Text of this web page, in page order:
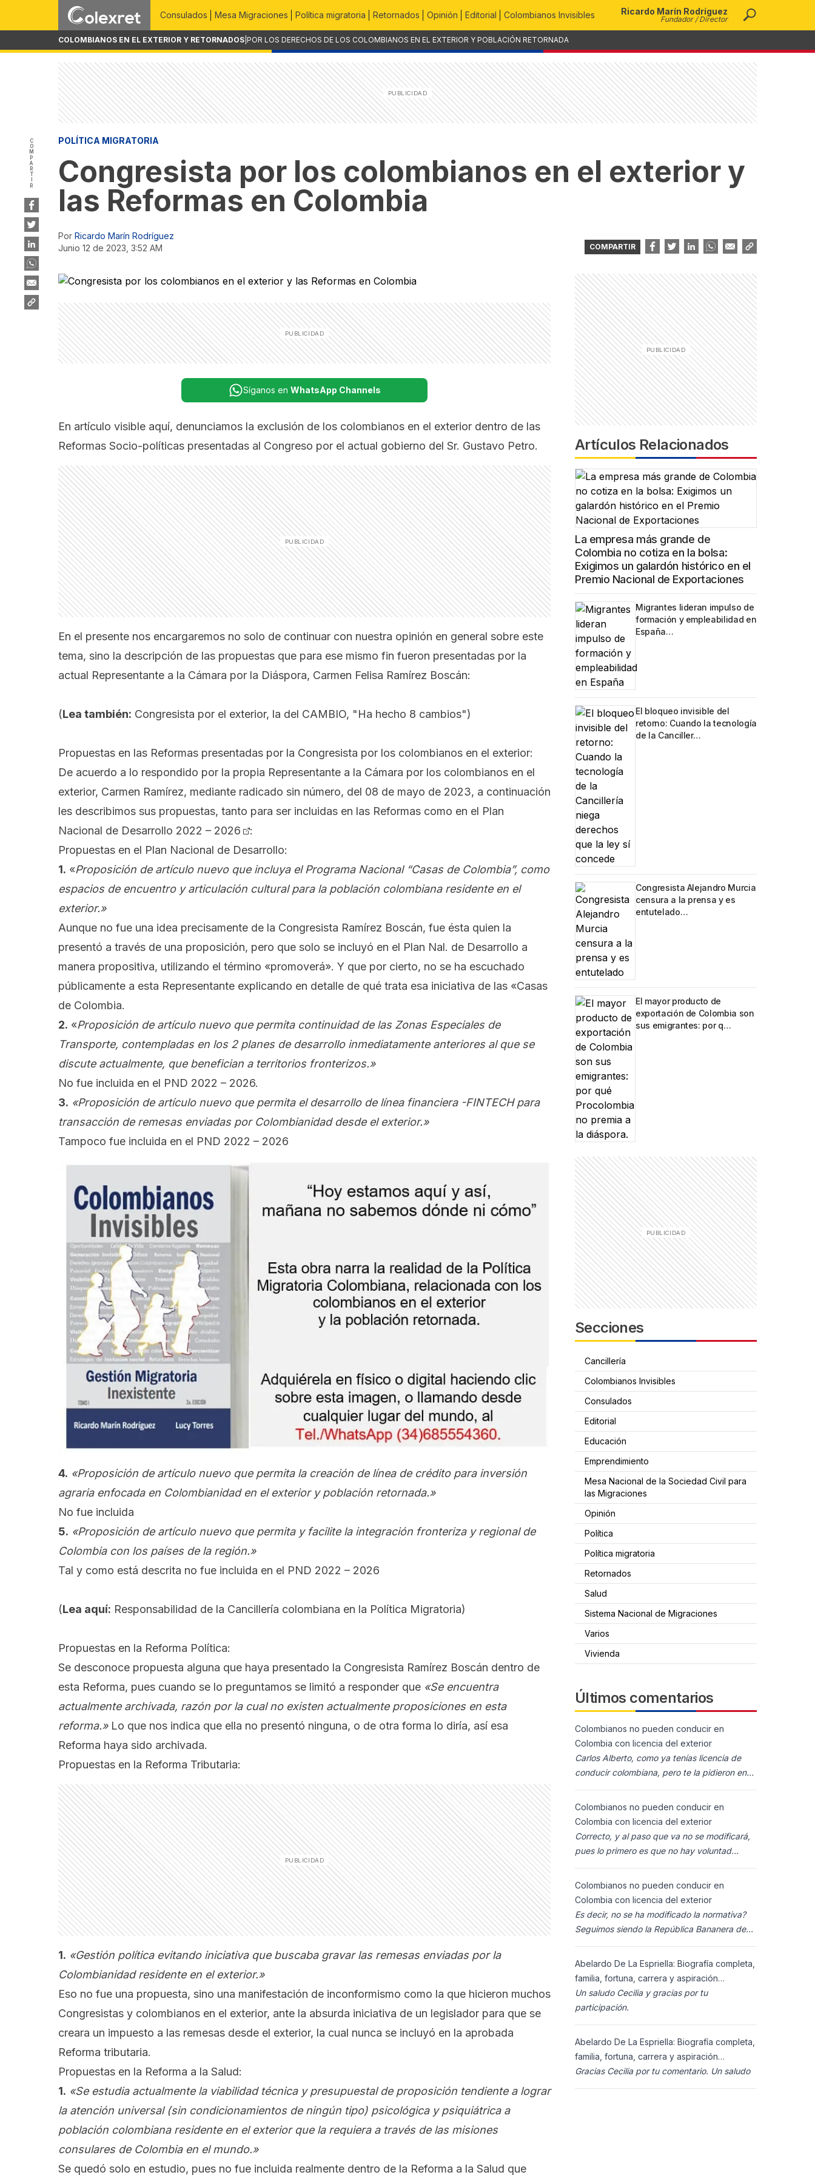
Consulados Mesa Migraciones Política migratoria Retornados Opinión Editorial Colombianos Invisibles Ricardo Marín Rodríguez
Fundador / Director
COLOMBIANOS EN EL EXTERIOR Y RETORNADOS POR LOS DERECHOS DE LOS COLOMBIANOS EN EL EXTERIOR Y POBLACIÓN RETORNADA
COMPARTIR POLÍTICA MIGRATORIA
Congresista por los colombianos en el exterior y
las Reformas en Colombia
Por Ricardo Marín Rodríguez
junio 12 de 2023, 3:52 AM
COMPARTIR
Síganos en WhatsApp Channels
En artículo visible aquí, denunciamos la exclusión de los colombianos en el exterior dentro de las
Reformas Socio-políticas presentadas al Congreso por el actual gobierno del Sr. Gustavo Petro.
En el presente nos encargaremos no solo de continuar con nuestra opinión en general sobre este
tema, sino la descripción de las propuestas que para ese mismo fin fueron presentadas por la
actual Representante a la Cámara por la Diáspora, Carmen Felisa Ramírez Boscán:
(Lea también: Congresista por el exterior, la del CAMBIO, "Ha hecho 8 cambios")
Propuestas en las Reformas presentadas por la Congresista por los colombianos en el exterior:
De acuerdo a lo respondido por la propia Representante a la Cámara por los colombianos en el
exterior, Carmen Ramírez, mediante radicado sin número, del 08 de mayo de 2023, a continuación
les describimos sus propuestas, tanto para ser incluidas en las Reformas como en el Plan
Nacional de Desarrollo 2022 – 2026
:
Propuestas en el Plan Nacional de Desarrollo:
1. «Proposición de artículo nuevo que incluya el Programa Nacional “Casas de Colombia”, como
espacios de encuentro y articulación cultural para la población colombiana residente en el
exterior.»
Aunque no fue una idea precisamente de la Congresista Ramírez Boscán, fue ésta quien la
presentó a través de una proposición, pero que solo se incluyó en el Plan Nal. de Desarrollo a
manera propositiva, utilizando el término «promoverá». Y que por cierto, no se ha escuchado
públicamente a esta Representante explicando en detalle de qué trata esa iniciativa de las «Casas
de Colombia.
2. «Proposición de artículo nuevo que permita continuidad de las Zonas Especiales de
Transporte, contempladas en los 2 planes de desarrollo inmediatamente anteriores al que se
discute actualmente, que benefician a territorios fronterizos.»
No fue incluida en el PND 2022 – 2026.
3. «Proposición de artículo nuevo que permita el desarrollo de línea financiera -FINTECH para
transacción de remesas enviadas por Colombianidad desde el exterior.»
Tampoco fue incluida en el PND 2022 – 2026
4. «Proposición de artículo nuevo que permita la creación de línea de crédito para inversión
agraria enfocada en Colombianidad en el exterior y población retornada.»
No fue incluida
5. «Proposición de artículo nuevo que permita y facilite la integración fronteriza y regional de
Colombia con los países de la región.»
Tal y como está descrita no fue incluida en el PND 2022 – 2026
(Lea aquí: Responsabilidad de la Cancillería colombiana en la Política Migratoria)
Propuestas en la Reforma Política:
Se desconoce propuesta alguna que haya presentado la Congresista Ramírez Boscán dentro de
esta Reforma, pues cuando se lo preguntamos se limitó a responder que «Se encuentra
actualmente archivada, razón por la cual no existen actualmente proposiciones en esta
reforma.» Lo que nos indica que ella no presentó ninguna, o de otra forma lo diría, así esa
Reforma haya sido archivada.
Propuestas en la Reforma Tributaria:
1. «Gestión política evitando iniciativa que buscaba gravar las remesas enviadas por la
Colombianidad residente en el exterior.»
Eso no fue una propuesta, sino una manifestación de inconformismo como la que hicieron muchos
Congresistas y colombianos en el exterior, ante la absurda iniciativa de un legislador para que se
creara un impuesto a las remesas desde el exterior, la cual nunca se incluyó en la aprobada
Reforma tributaria.
Propuestas en la Reforma a la Salud:
1. «Se estudia actualmente la viabilidad técnica y presupuestal de proposición tendiente a lograr
la atención universal (sin condicionamientos de ningún tipo) psicológica y psiquiátrica a
población colombiana residente en el exterior que la requiera a través de las misiones
consulares de Colombia en el mundo.»
Se quedó solo en estudio, pues no fue incluida realmente dentro de la Reforma a la Salud que
Artículos Relacionados
La empresa más grande de
Colombia no cotiza en la bolsa:
Exigimos un galardón histórico en el
Premio Nacional de Exportaciones
Migrantes lideran impulso de
formación y empleabilidad en
España…
El bloqueo invisible del
retorno: Cuando la tecnología
de la Canciller…
Congresista Alejandro Murcia
censura a la prensa y es
entutelado…
El mayor producto de
exportación de Colombia son
sus emigrantes: por q…
Secciones
Cancillería
Colombianos Invisibles
Consulados
Editorial
Educación
Emprendimiento
Mesa Nacional de la Sociedad Civil para
las Migraciones
Opinión
Política
Política migratoria
Retornados
Salud
Sistema Nacional de Migraciones
Varios
Vivienda
Últimos comentarios
Colombianos no pueden conducir en
Colombia con licencia del exterior
Carlos Alberto, como ya tenías licencia de
conducir colombiana, pero te la pidieron en
Colombia (s
Colombianos no pueden conducir en
Colombia con licencia del exterior
Correcto, y al paso que va no se modificará,
pues lo primero es que no hay voluntad
ciudadanos n
Colombianos no pueden conducir en
Colombia con licencia del exterior
Es decir, no se ha modificado la normativa?
Seguimos siendo la República Bananera de
Abelardo De La Espriella: Biografía completa,
familia, fortuna, carrera y aspiración
presidencial 2026.
Un saludo Cecilia y gracias por tu
participación.
Abelardo De La Espriella: Biografía completa,
familia, fortuna, carrera y aspiración
presidencial 2026.
Gracias Cecilia por tu comentario. Un saludo